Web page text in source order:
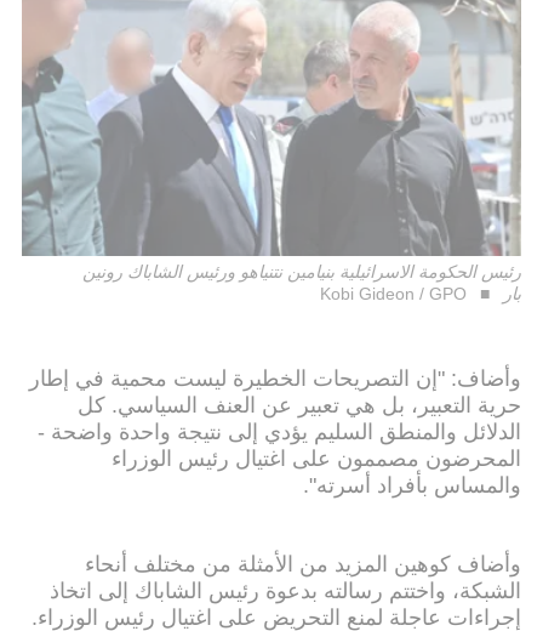
رئيس الحكومة الاسرائيلية بنيامين نتنياهو ورئيس الشاباك رونين
بار
Kobi Gideon / GPO
وأضاف: "إن التصريحات الخطيرة ليست محمية في إطار
حرية التعبير، بل هي تعبير عن العنف السياسي. كل
الدلائل والمنطق السليم يؤدي إلى نتيجة واحدة واضحة -
المحرضون مصممون على اغتيال رئيس الوزراء
والمساس بأفراد أسرته".
وأضاف كوهين المزيد من الأمثلة من مختلف أنحاء
الشبكة، واختتم رسالته بدعوة رئيس الشاباك إلى اتخاذ
إجراءات عاجلة لمنع التحريض على اغتيال رئيس الوزراء.